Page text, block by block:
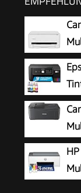
kompatibel
| Drucken,
Display |
Fax